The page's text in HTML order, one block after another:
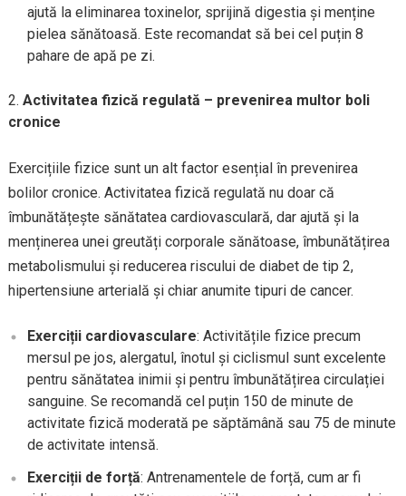
ajută la eliminarea toxinelor, sprijină digestia și menține
pielea sănătoasă. Este recomandat să bei cel puțin 8
pahare de apă pe zi.
Activitatea fizică regulată – prevenirea multor boli
cronice
Exercițiile fizice sunt un alt factor esențial în prevenirea
bolilor cronice. Activitatea fizică regulată nu doar că
îmbunătățește sănătatea cardiovasculară, dar ajută și la
menținerea unei greutăți corporale sănătoase, îmbunătățirea
metabolismului și reducerea riscului de diabet de tip 2,
hipertensiune arterială și chiar anumite tipuri de cancer.
Exerciții cardiovasculare: Activitățile fizice precum
mersul pe jos, alergatul, înotul și ciclismul sunt excelente
pentru sănătatea inimii și pentru îmbunătățirea circulației
sanguine. Se recomandă cel puțin 150 de minute de
activitate fizică moderată pe săptămână sau 75 de minute
de activitate intensă.
Exerciții de forță: Antrenamentele de forță, cum ar fi